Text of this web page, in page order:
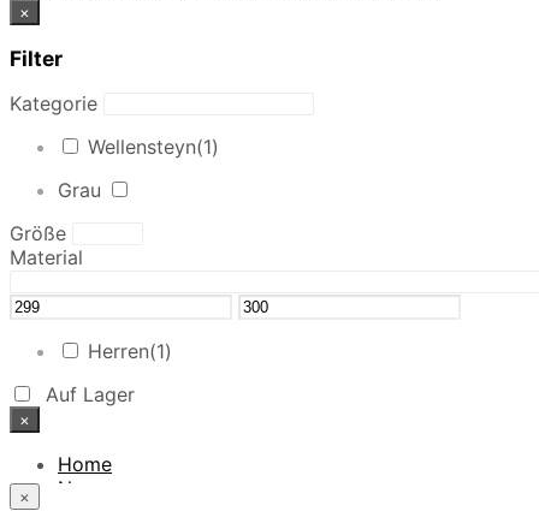
×
Filter
Kategorie
Wellensteyn(1)
Grau
Größe
Material
Herren(1)
Auf Lager
×
Home
News
×